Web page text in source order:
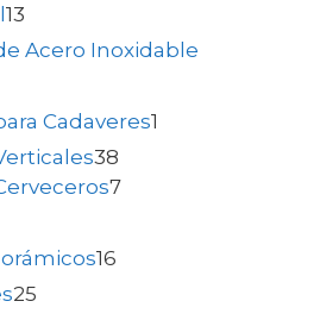
13
Acero Inoxidable
Cadaveres1
38
7
16
25